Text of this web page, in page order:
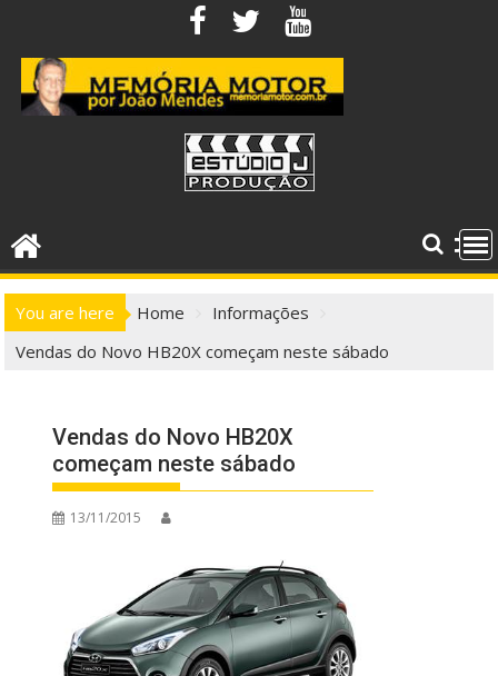
content
You are here Home
Informações
Vendas do Novo HB20X começam neste sábado
Vendas do Novo HB20X
começam neste sábado
13/11/2015